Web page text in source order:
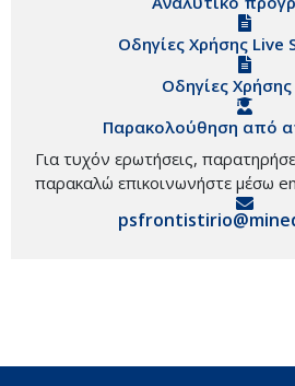
Οδηγίες Χρήσης Live
Οδηγίες Χρήσης
Παρακολούθηση από
Για τυχόν ερωτήσεις,
παρακαλώ επικοινωνήστε μέσω